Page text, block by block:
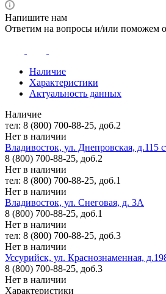
Напишите нам
Ответим на вопросы и/или поможем
Наличие
Характеристики
Актуальность данных
Наличие
тел: 8 (800) 700-88-25, доб.2
Нет в наличии
Владивосток, ул. Днепровская, д.115
8 (800) 700-88-25, доб.2
Нет в наличии
тел: 8 (800) 700-88-25, доб.1
Нет в наличии
Владивосток, ул. Снеговая, д. 3А
8 (800) 700-88-25, доб.1
Нет в наличии
тел: 8 (800) 700-88-25, доб.3
Нет в наличии
Уссурийск, ул. Краснознаменная,
8 (800) 700-88-25, доб.3
Нет в наличии
Характеристики